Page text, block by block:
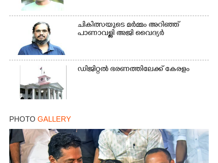
ചികിത്സയുടെ മർമ്മം അറിഞ്ഞ്
പാണാവള്ളി അജി വൈദ്യർ
ഡിജിറ്റൽ ഭരണത്തിലേക്ക് കേരളം
PHOTO GALLERY